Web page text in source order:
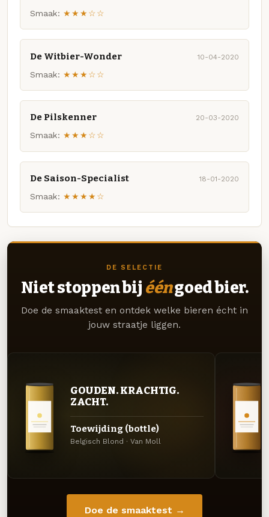
Smaak: ★★★☆☆
De Witbier-Wonder 10-04-2020
Smaak: ★★★☆☆
De Pilskenner 20-03-2020
Smaak: ★★★☆☆
De Saison-Specialist 18-01-2020
Smaak: ★★★★☆
DE SELECTIE
Niet stoppen bij ééngoed bier.
Doe de smaaktest en ontdek welke bieren écht in
jouw straatje liggen.
GOUDEN. KRACHTIG.
ZACHT.
Toewijding (bottle)
Belgisch Blond · Van Moll
Doe de smaaktest →